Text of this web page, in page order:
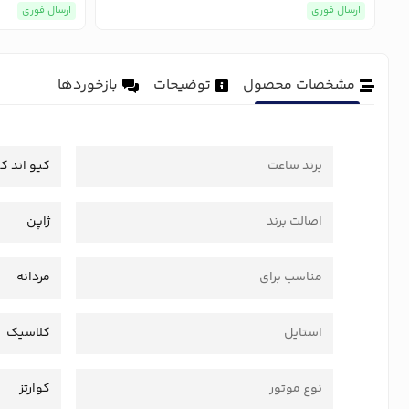
ارسال فوری ارسال فوری
مشخصات محصول توضیحات بازخوردها
برند ساعت کیو اند
اصالت برند ژاپن
مناسب برای مردانه
استایل کلاسیک
نوع موتور کوارتز